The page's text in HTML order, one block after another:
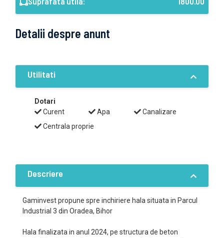
Detalii despre anunt
Utilitati
Dotari
Curent
Apa
Canalizare
Centrala proprie
Descriere
Gaminvest propune spre inchiriere hala situata in Parcul
Industrial 3 din Oradea, Bihor
Hala finalizata in anul 2024, pe structura de beton